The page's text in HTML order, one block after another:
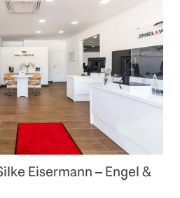
Eisermann – Engel &